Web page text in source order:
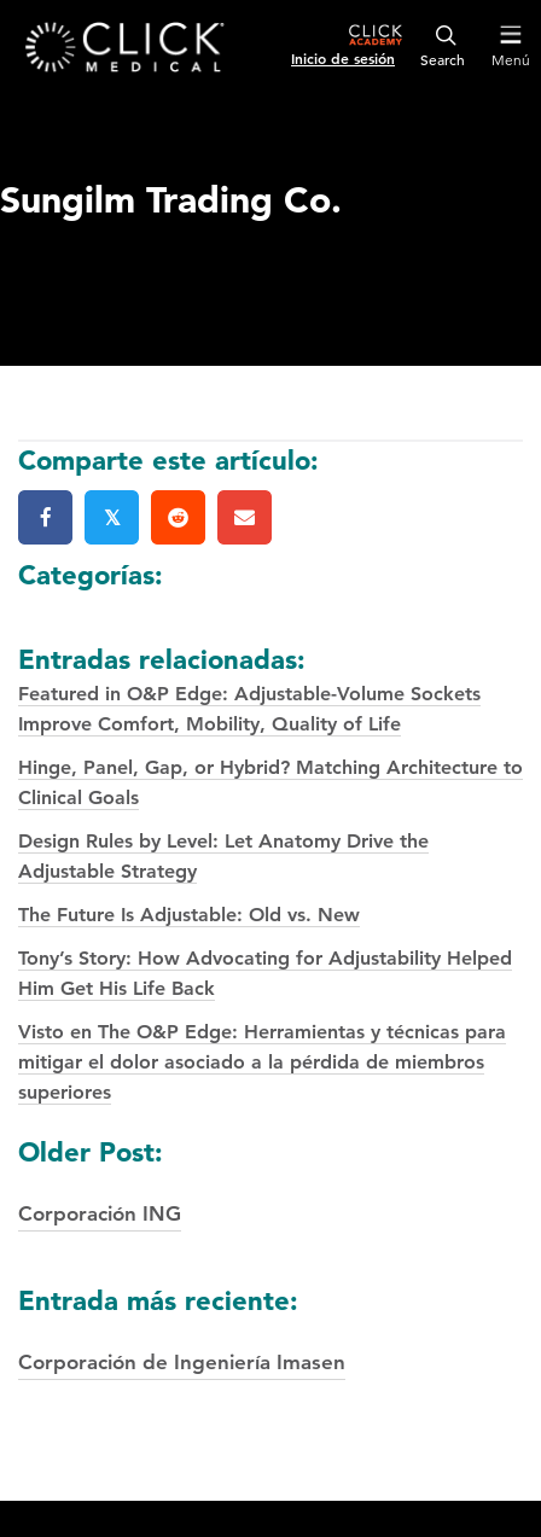
Inicio de sesión Menú
Sungilm Trading Co.
Comparte este artículo:
𝕏
Categorías:
Entradas relacionadas:
Featured in O&P Edge: Adjustable-Volume Sockets
Improve Comfort, Mobility, Quality of Life
Hinge, Panel, Gap, or Hybrid? Matching Architecture to
Clinical Goals
Design Rules by Level: Let Anatomy Drive the
Adjustable Strategy
The Future Is Adjustable: Old vs. New
Tony’s Story: How Advocating for Adjustability Helped
Him Get His Life Back
Visto en The O&P Edge: Herramientas y técnicas para
mitigar el dolor asociado a la pérdida de miembros
superiores
Posts
navegación
Older Post:
Corporación ING
Entrada más reciente:
Corporación de Ingeniería Imasen